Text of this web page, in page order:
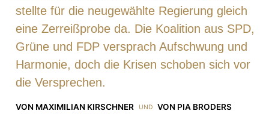
stellte für die neugewählte Regierung gleich
eine Zerreißprobe da. Die Koalition aus SPD,
Grüne und FDP versprach Aufschwung und
Harmonie, doch die Krisen schoben sich vor
die Versprechen.
VON MAXIMILIAN KIRSCHNER UND VON PIA BRODERS